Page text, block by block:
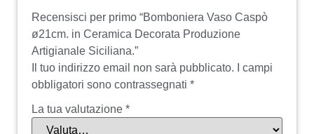
Recensisci per primo “Bomboniera Vaso Caspò
ø21cm. in Ceramica Decorata Produzione
Artigianale Siciliana.”
Il tuo indirizzo email non sarà pubblicato.
I campi
obbligatori sono contrassegnati *
La tua valutazione *